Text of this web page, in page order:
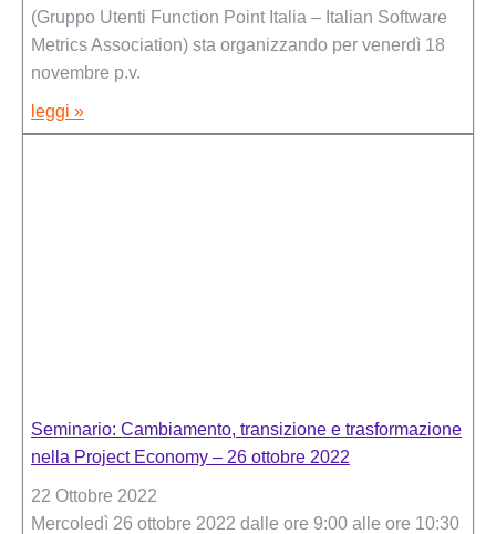
(Gruppo Utenti Function Point Italia – Italian Software
Metrics Association) sta organizzando per venerdì 18
novembre p.v.
leggi »
Seminario: Cambiamento, transizione e trasformazione
nella Project Economy – 26 ottobre 2022
22 Ottobre 2022
Mercoledì 26 ottobre 2022 dalle ore 9:00 alle ore 10:30